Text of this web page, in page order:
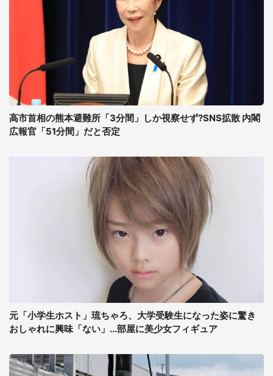
高市首相の熊本避難所「3分間」しか視察せず?SNS拡散 内閣
広報官「51分間」だと否定
元「小学生ホスト」琉ちゃろ、大学受験生になった姿に驚き
おしゃれに興味「ない」...部屋に美少女フィギュア